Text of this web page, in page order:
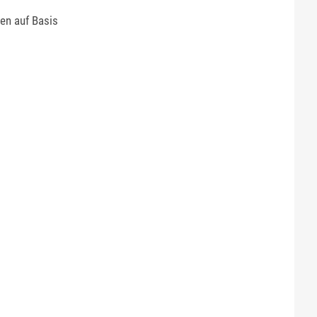
auf Basis